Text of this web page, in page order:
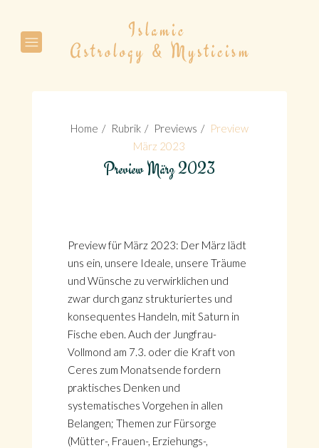
Home Rubrik Previews
Preview
März 2023
Preview März 2023
Preview für März 2023: Der März lädt
uns ein, unsere Ideale, unsere Träume
und Wünsche zu verwirklichen und
zwar durch ganz strukturiertes und
konsequentes Handeln, mit Saturn in
Fische eben. Auch der Jungfrau-
Vollmond am 7.3. oder die Kraft von
Ceres zum Monatsende fordern
praktisches Denken und
systematisches Vorgehen in allen
Belangen; Themen zur Fürsorge
(Mütter-, Frauen-, Erziehungs-,